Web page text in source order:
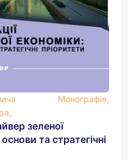
Монографія,
зеленої
та стратегічні